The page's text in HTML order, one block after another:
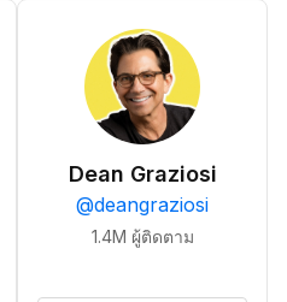
Dean Graziosi
@deangraziosi
1.4M ผู้ติดตาม